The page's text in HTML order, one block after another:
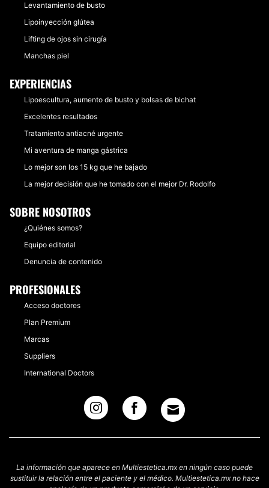
Levantamiento de busto
Lipoinyección glútea
Lifting de ojos sin cirugía
Manchas piel
EXPERIENCIAS
Lipoescultura, aumento de busto y bolsas de bichat
Excelentes resultados
Tratamiento antiacné urgente
Mi aventura de manga gástrica
Lo mejor son los 15 kg que he bajado
La mejor decisión que he tomado con el mejor Dr. Rodolfo
SOBRE NOSOTROS
¿Quiénes somos?
Equipo editorial
Denuncia de contenido
PROFESIONALES
Acceso doctores
Plan Premium
Marcas
Suppliers
International Doctors
La información que aparece en Multiestetica.mx en ningún caso puede
sustituir la relación entre el paciente y el médico. Multiestetica.mx no hace